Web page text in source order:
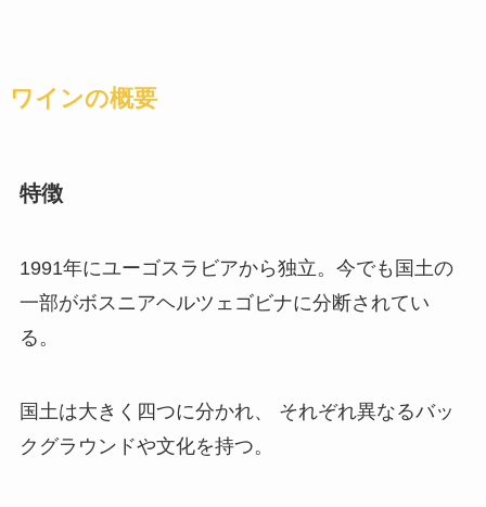
ワインの概要
特徴
1991年にユーゴスラビアから独立。今でも国土の
一部がボスニアヘルツェゴビナに分断されてい
る。
国土は大きく四つに分かれ、 それぞれ異なるバッ
クグラウンドや文化を持つ。